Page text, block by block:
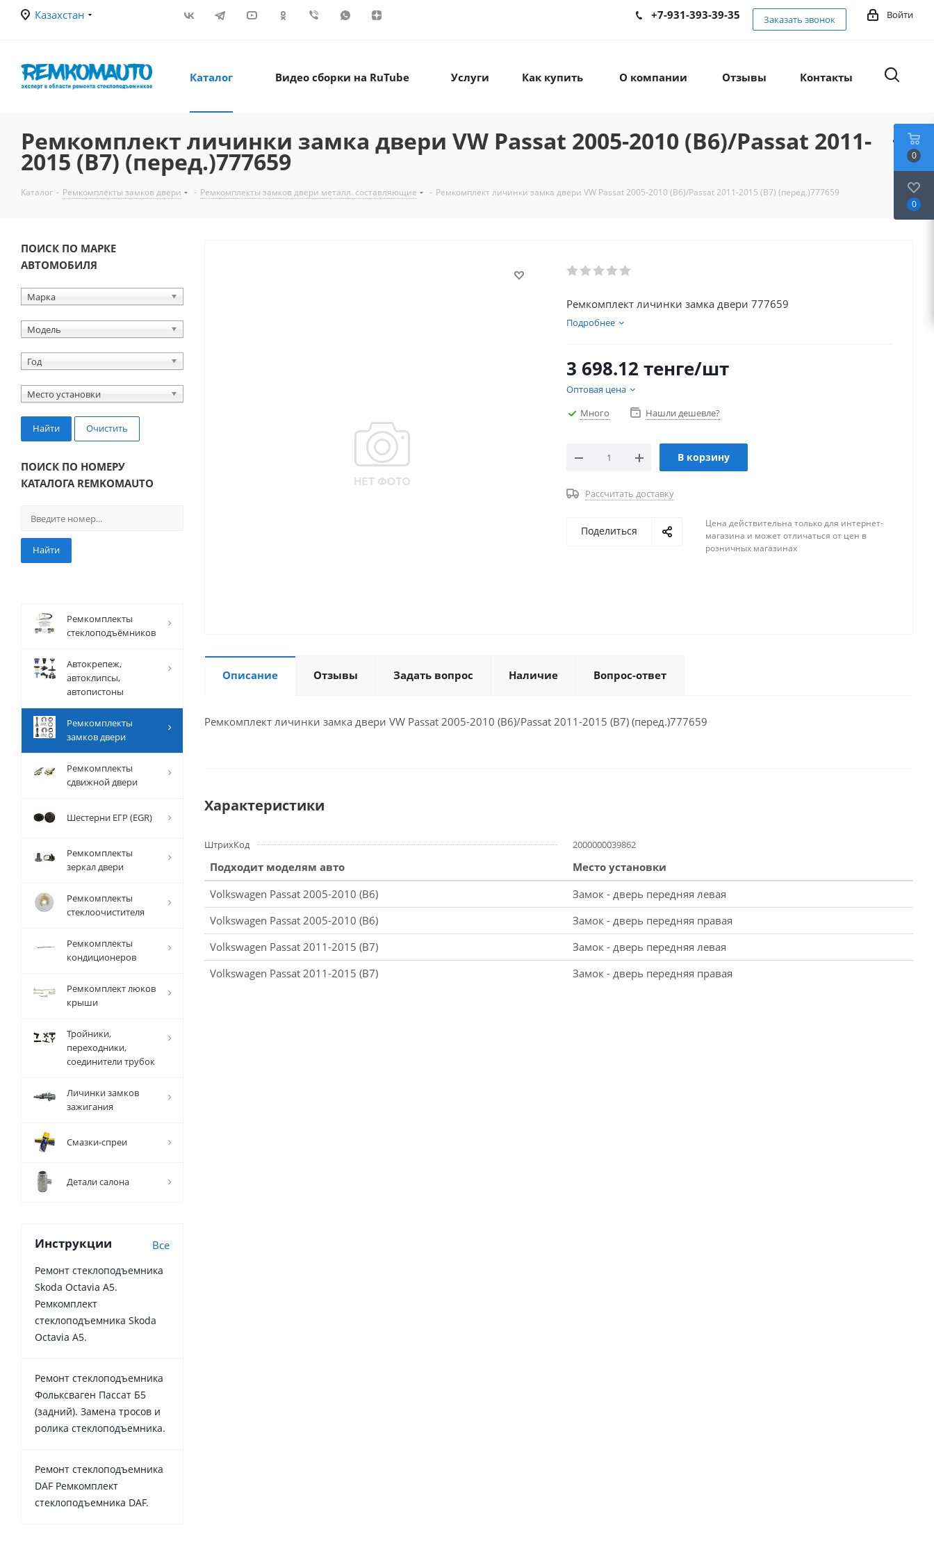
Казахстан Войти
+7-931-393-39-35 Заказать звонок
Каталог Видео сборки на RuTube Услуги Как купить О компании Отзывы Контакты
Ремкомплект личинки замка двери VW Passat 2005-2010 (B6)/Passat 2011-
2015 (B7) (перед.)777659
Каталог - Ремкомплекты замков двери - Ремкомплекты замков двери металл. составляющие - Ремкомплект личинки замка двери VW Passat 2005-2010 (B6)/Passat 2011-2015 (B7) (перед.)777659
ПОИСК ПО МАРКЕ
АВТОМОБИЛЯ
Марка
Модель
Год
Место установки
Найти Очистить
ПОИСК ПО НОМЕРУ
КАТАЛОГА REMKOMAUTO
Найти
Ремкомплекты
стеклоподъёмников
Автокрепеж,
автоклипсы,
автопистоны
Ремкомплекты
замков двери
Ремкомплекты
сдвижной двери
Шестерни ЕГР (EGR)
Ремкомплекты
зеркал двери
Ремкомплекты
стеклоочистителя
Ремкомплекты
кондиционеров
Ремкомплект люков
крыши
Тройники,
переходники,
соединители трубок
Личинки замков
зажигания
Смазки-спреи
Детали салона
Инструкции Все
Ремонт стеклоподъемника
Skoda Octavia A5.
Ремкомплект
стеклоподъемника Skoda
Octavia A5.
Ремонт стеклоподъемника
Фольксваген Пассат Б5
(задний). Замена тросов и
ролика стеклоподъемника.
Ремонт стеклоподъемника
DAF Ремкомплект
стеклоподъемника DAF.
Ремкомплект личинки замка двери 777659
Подробнее
3 698.12 тенге/шт
Оптовая цена
Много
Нашли дешевле?
В корзину
Рассчитать доставку
Поделиться
Цена действительна только для интернет-
магазина и может отличаться от цен в
розничных магазинах
Описание Отзывы Задать вопрос Наличие Вопрос-ответ
Ремкомплект личинки замка двери VW Passat 2005-2010 (B6)/Passat 2011-2015 (B7) (перед.)777659
Характеристики
ШтрихКод 2000000039862
Подходит моделям авто
Место установки
Volkswagen Passat 2005-2010 (B6)
Замок - дверь передняя левая
Volkswagen Passat 2005-2010 (B6)
Замок - дверь передняя правая
Volkswagen Passat 2011-2015 (B7)
Замок - дверь передняя левая
Volkswagen Passat 2011-2015 (B7)
Замок - дверь передняя правая
0
0